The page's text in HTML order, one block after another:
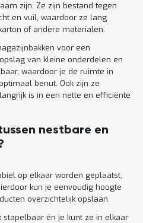
zijn. Ze zijn bestand tegen
en vuil, waardoor ze lang
of andere materialen.
voor een
van kleine onderdelen en
waardoor je de ruimte in
benut. Ook zijn ze
is in een nette en efficiënte
nestbare en
op elkaar worden geplaatst,
kun je eenvoudig hoogte
overzichtelijk opslaan.
stapelbaar én je kunt ze in elkaar